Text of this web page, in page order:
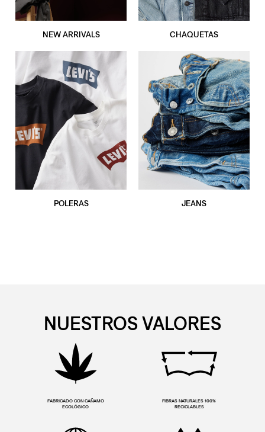
NEW ARRIVALS CHAQUETAS
POLERAS JEANS
NUESTROS VALORES
FABRICADO CON CAÑAMO
ECOLÓGICO
FIBRAS NATURALES 100%
RECICLABLES